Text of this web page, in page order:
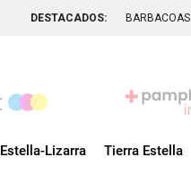
DESTACADOS: BARBACOAS
Estella-Lizarra Tierra Estella